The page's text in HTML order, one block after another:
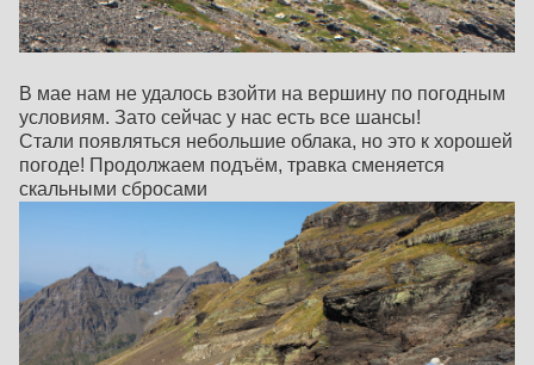
В мае нам не удалось взойти на вершину по погодным
условиям. Зато сейчас у нас есть все шансы!
Стали появляться небольшие облака, но это к хорошей
погоде! Продолжаем подъём, травка сменяется
скальными сбросами